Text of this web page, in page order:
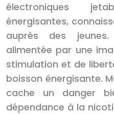
électroniques
énergisantes,
auprès des
alimentée par une
stimulation et de
boisson énergisante.
cache un danger
dépendance à la